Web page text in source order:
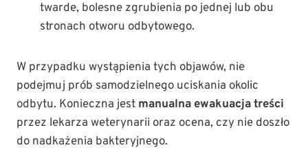
twarde, bolesne zgrubienia po jednej lub obu
stronach otworu odbytowego.
W przypadku wystąpienia tych objawów, nie
podejmuj prób samodzielnego uciskania okolic
odbytu. Konieczna jest manualna ewakuacja treści
przez lekarza weterynarii oraz ocena, czy nie doszło
do nadkażenia bakteryjnego.